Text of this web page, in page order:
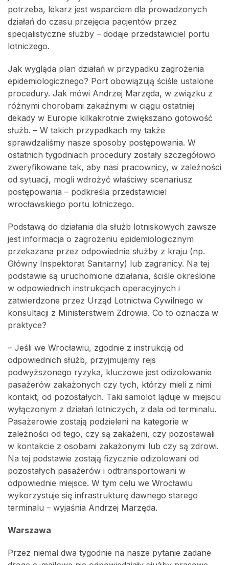
potrzeba, lekarz jest wsparciem dla prowadzonych
działań do czasu przejęcia pacjentów przez
specjalistyczne służby – dodaje przedstawiciel portu
lotniczego.
Jak wygląda plan działań w przypadku zagrożenia
epidemiologicznego? Port obowiązują ściśle ustalone
procedury. Jak mówi Andrzej Marzęda, w związku z
różnymi chorobami zakaźnymi w ciągu ostatniej
dekady w Europie kilkakrotnie zwiększano gotowość
służb. – W takich przypadkach my także
sprawdzaliśmy nasze sposoby postępowania. W
ostatnich tygodniach procedury zostały szczegółowo
zweryfikowane tak, aby nasi pracownicy, w zależności
od sytuacji, mogli wdrożyć właściwy scenariusz
postępowania – podkreśla przedstawiciel
wrocławskiego portu lotniczego.
Podstawą do działania dla służb lotniskowych zawsze
jest informacja o zagrożeniu epidemiologicznym
przekazana przez odpowiednie służby z kraju (np.
Główny Inspektorat Sanitarny) lub zagranicy. Na tej
podstawie są uruchomione działania, ściśle określone
w odpowiednich instrukcjach operacyjnych i
zatwierdzone przez Urząd Lotnictwa Cywilnego w
konsultacji z Ministerstwem Zdrowia. Co to oznacza w
praktyce?
– Jeśli we Wrocławiu, zgodnie z instrukcją od
odpowiednich służb, przyjmujemy rejs
podwyższonego ryzyka, kluczowe jest odizolowanie
pasażerów zakażonych czy tych, którzy mieli z nimi
kontakt, od pozostałych. Taki samolot ląduje w miejscu
wyłączonym z działań lotniczych, z dala od terminalu.
Pasażerowie zostają podzieleni na kategorie w
zależności od tego, czy są zakażeni, czy pozostawali
w kontakcie z osobami zakażonymi lub czy są zdrowi.
Na tej podstawie zostają fizycznie odizolowani od
pozostałych pasażerów i odtransportowani w
odpowiednie miejsce. W tym celu we Wrocławiu
wykorzystuje się infrastrukturę dawnego starego
terminalu – wyjaśnia Andrzej Marzęda.
Warszawa
Przez niemal dwa tygodnie na nasze pytanie zadane